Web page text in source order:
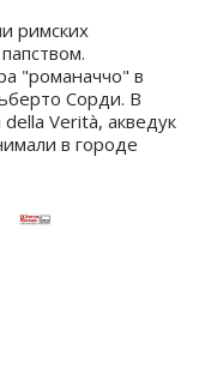
римских
"романаччо" в
Сорди. В
Verità, акведук
в городе